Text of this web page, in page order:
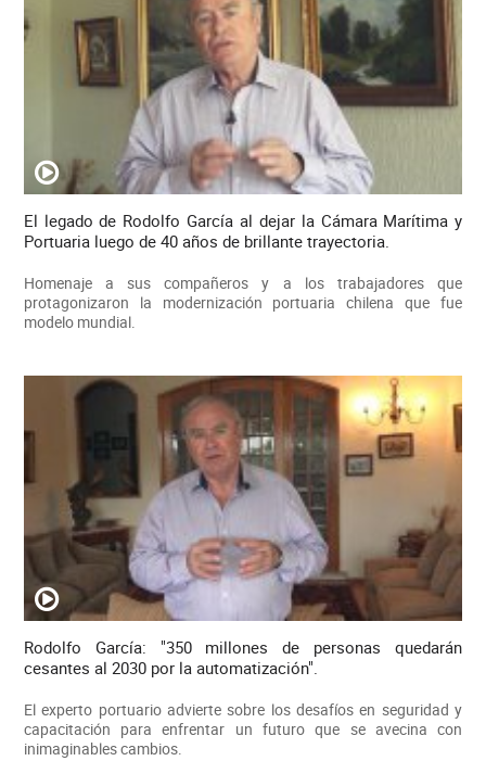
El legado de Rodolfo García al dejar la Cámara Marítima y
Portuaria luego de 40 años de brillante trayectoria.
Homenaje a sus compañeros y a los trabajadores que
protagonizaron la modernización portuaria chilena que fue
modelo mundial.
Rodolfo García: "350 millones de personas quedarán
cesantes al 2030 por la automatización".
El experto portuario advierte sobre los desafíos en seguridad y
capacitación para enfrentar un futuro que se avecina con
inimaginables cambios.